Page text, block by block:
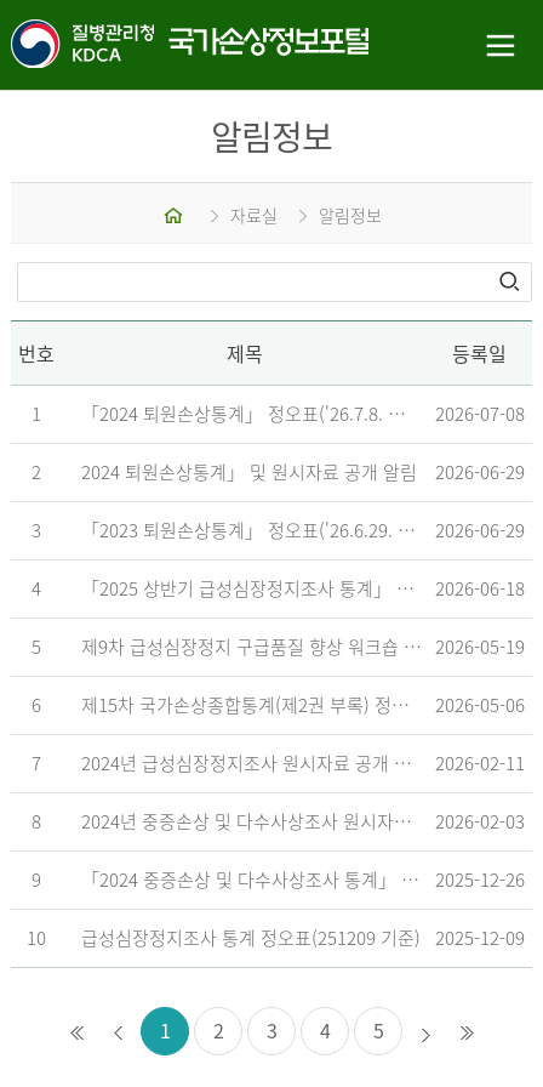
알림정보
홈 자료실 알림정보
번호 제목 등록일
1 「2024 퇴원손상통계」 정오표('26.7.8. 기준) 2026-07-08
2 2024 퇴원손상통계」 및 원시자료 공개 알림 2026-06-29
3 「2023 퇴원손상통계」 정오표('26.6.29. 기준) 2026-06-29
4 「2025 상반기 급성심장정지조사 통계」 공표 2026-06-18
5 제9차 급성심장정지 구급품질 향상 워크숍 개최 안내 2026-05-19
6 제15차 국가손상종합통계(제2권 부록) 정오표('26.5.18. 기준) 2026-05-06
7 2024년 급성심장정지조사 원시자료 공개 알림 2026-02-11
8 2024년 중증손상 및 다수사상조사 원시자료 공개 알림 2026-02-03
9 「2024 중증손상 및 다수사상조사 통계」 공표 2025-12-26
10 급성심장정지조사 통계 정오표(251209 기준) 2025-12-09
1 2 3 4 5